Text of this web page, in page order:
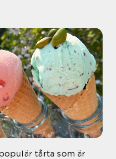
tårta som är